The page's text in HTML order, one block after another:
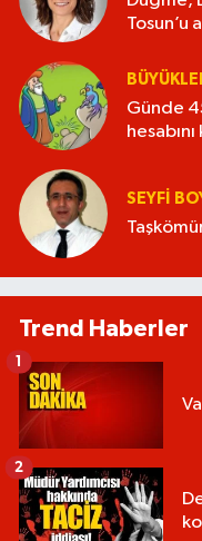
Tosun’u
Günde
SEYFI
Trend Haberler
1
2